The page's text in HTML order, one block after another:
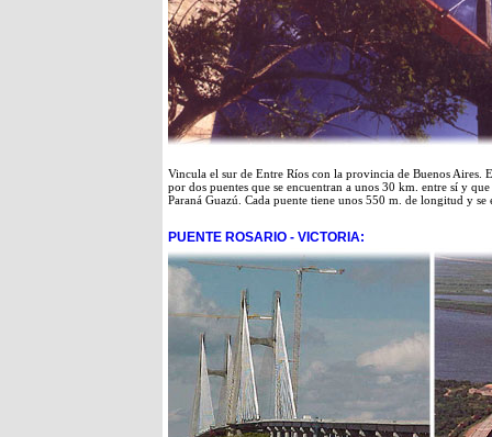
Vincula el sur de Entre Ríos con la provincia de Buenos Aires.
por dos puentes que se encuentran a unos 30 km. entre sí y
Paraná Guazú. Cada puente tiene unos 550 m. de longitud y
PUENTE ROSARIO - VICTORIA: